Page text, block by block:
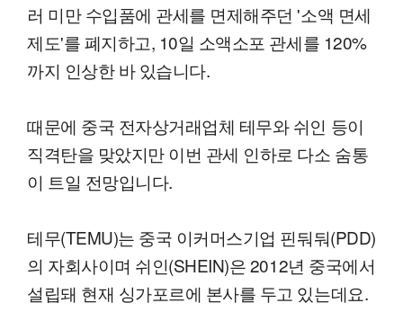
러 미만 수입품에 관세를 면제해주던 '소액 면세
제도'를 폐지하고, 10일 소액소포 관세를 120%
까지 인상한 바 있습니다.
때문에 중국 전자상거래업체 테무와 쉬인 등이
직격탄을 맞았지만 이번 관세 인하로 다소 숨통
이 트일 전망입니다.
테무(TEMU)는 중국 이커머스기업 핀둬둬(PDD)
의 자회사이며 쉬인(SHEIN)은 2012년 중국에서
설립돼 현재 싱가포르에 본사를 두고 있는데요.